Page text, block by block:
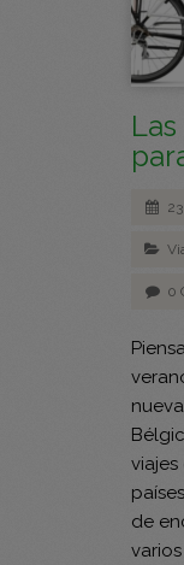
0
de